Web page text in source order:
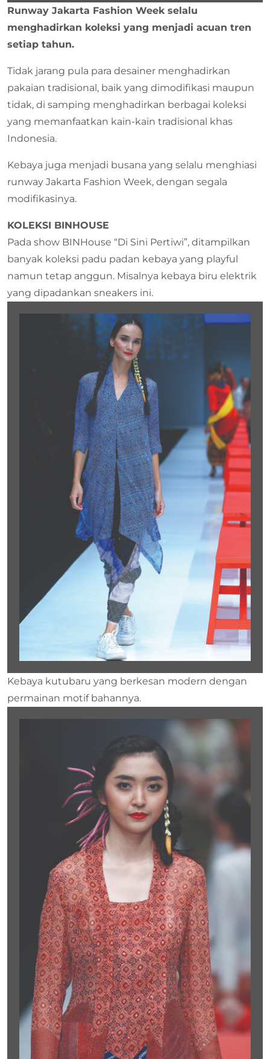
Runway Jakarta Fashion Week selalu
menghadirkan koleksi yang menjadi acuan tren
setiap tahun.
Tidak jarang pula para desainer menghadirkan
pakaian tradisional, baik yang dimodifikasi maupun
tidak, di samping menghadirkan berbagai koleksi
yang memanfaatkan kain-kain tradisional khas
Indonesia.
Kebaya juga menjadi busana yang selalu menghiasi
runway Jakarta Fashion Week, dengan segala
modifikasinya.
KOLEKSI BINHOUSE
Pada show BINHouse “Di Sini Pertiwi”, ditampilkan
banyak koleksi padu padan kebaya yang playful
namun tetap anggun. Misalnya kebaya biru elektrik
yang dipadankan sneakers ini.
Kebaya kutubaru yang berkesan modern dengan
permainan motif bahannya.